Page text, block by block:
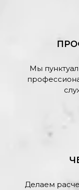
Мы
Делаем